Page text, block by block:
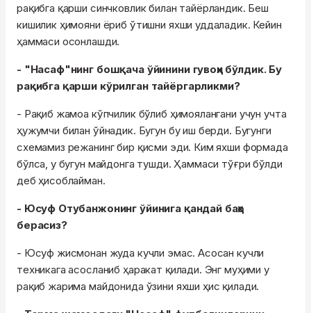
рақибга қарши синчковлик билан тайёрландик. Беш
кишилик ҳимояни ёриб ўтишни яхши уддаладик. Кейин
ҳаммаси осонлашди.
- "Насаф"нинг бошқача ўйинини гувоҳи бўлдик. Бу
рақибга қарши кўрилган тайёргарликми?
- Рақиб жамоа кўпчилик бўлиб ҳимоялангани учун учта
ҳужумчи билан ўйнадик. Бугун бу иш берди. Бугунги
схемамиз режанинг бир қисми эди. Ким яхши формада
бўлса, у бугун майдонга тушди. Ҳаммаси тўғри бўлди
деб ҳисоблайман.
- Юсуф Отубанжонинг ўйинига қандай баҳо
берасиз?
- Юсуф жисмонан жуда кучли эмас. Асосан кучли
техникага асосланиб ҳаракат қилади. Энг муҳими у
рақиб жарима майдонида ўзини яхши ҳис қилади.